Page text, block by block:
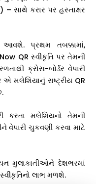
સાથે કરાર પર હસ્તાક્ષર
આવશે. પ્રથમ તબક્કામાં,
QR સ્વીકૃતિ પર તેમની
ક્રોસ-બોર્ડર વેપારી
મલેશિયાનું રાષ્ટ્રીય QR
કરતા મલેશિયનો તેમની
વેપારી ચુકવણી કરવા માટે
મુલાકાતીઓને દેશભરમાં
લાભ મળશે.